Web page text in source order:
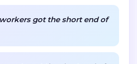
got the short end of